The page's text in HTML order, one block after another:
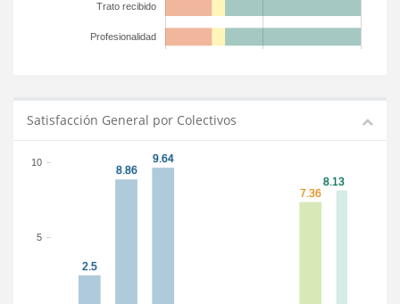
Trato recibido
Profesionalidad
Satisfacción General por Colectivos
5
10